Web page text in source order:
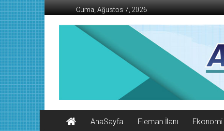
İçeriğe
geç
Cuma, Ağustos 7, 2026
AFŞİN
Ekonomi
Kanalı
AnaSayfa
Eleman İlanı Ekonomi